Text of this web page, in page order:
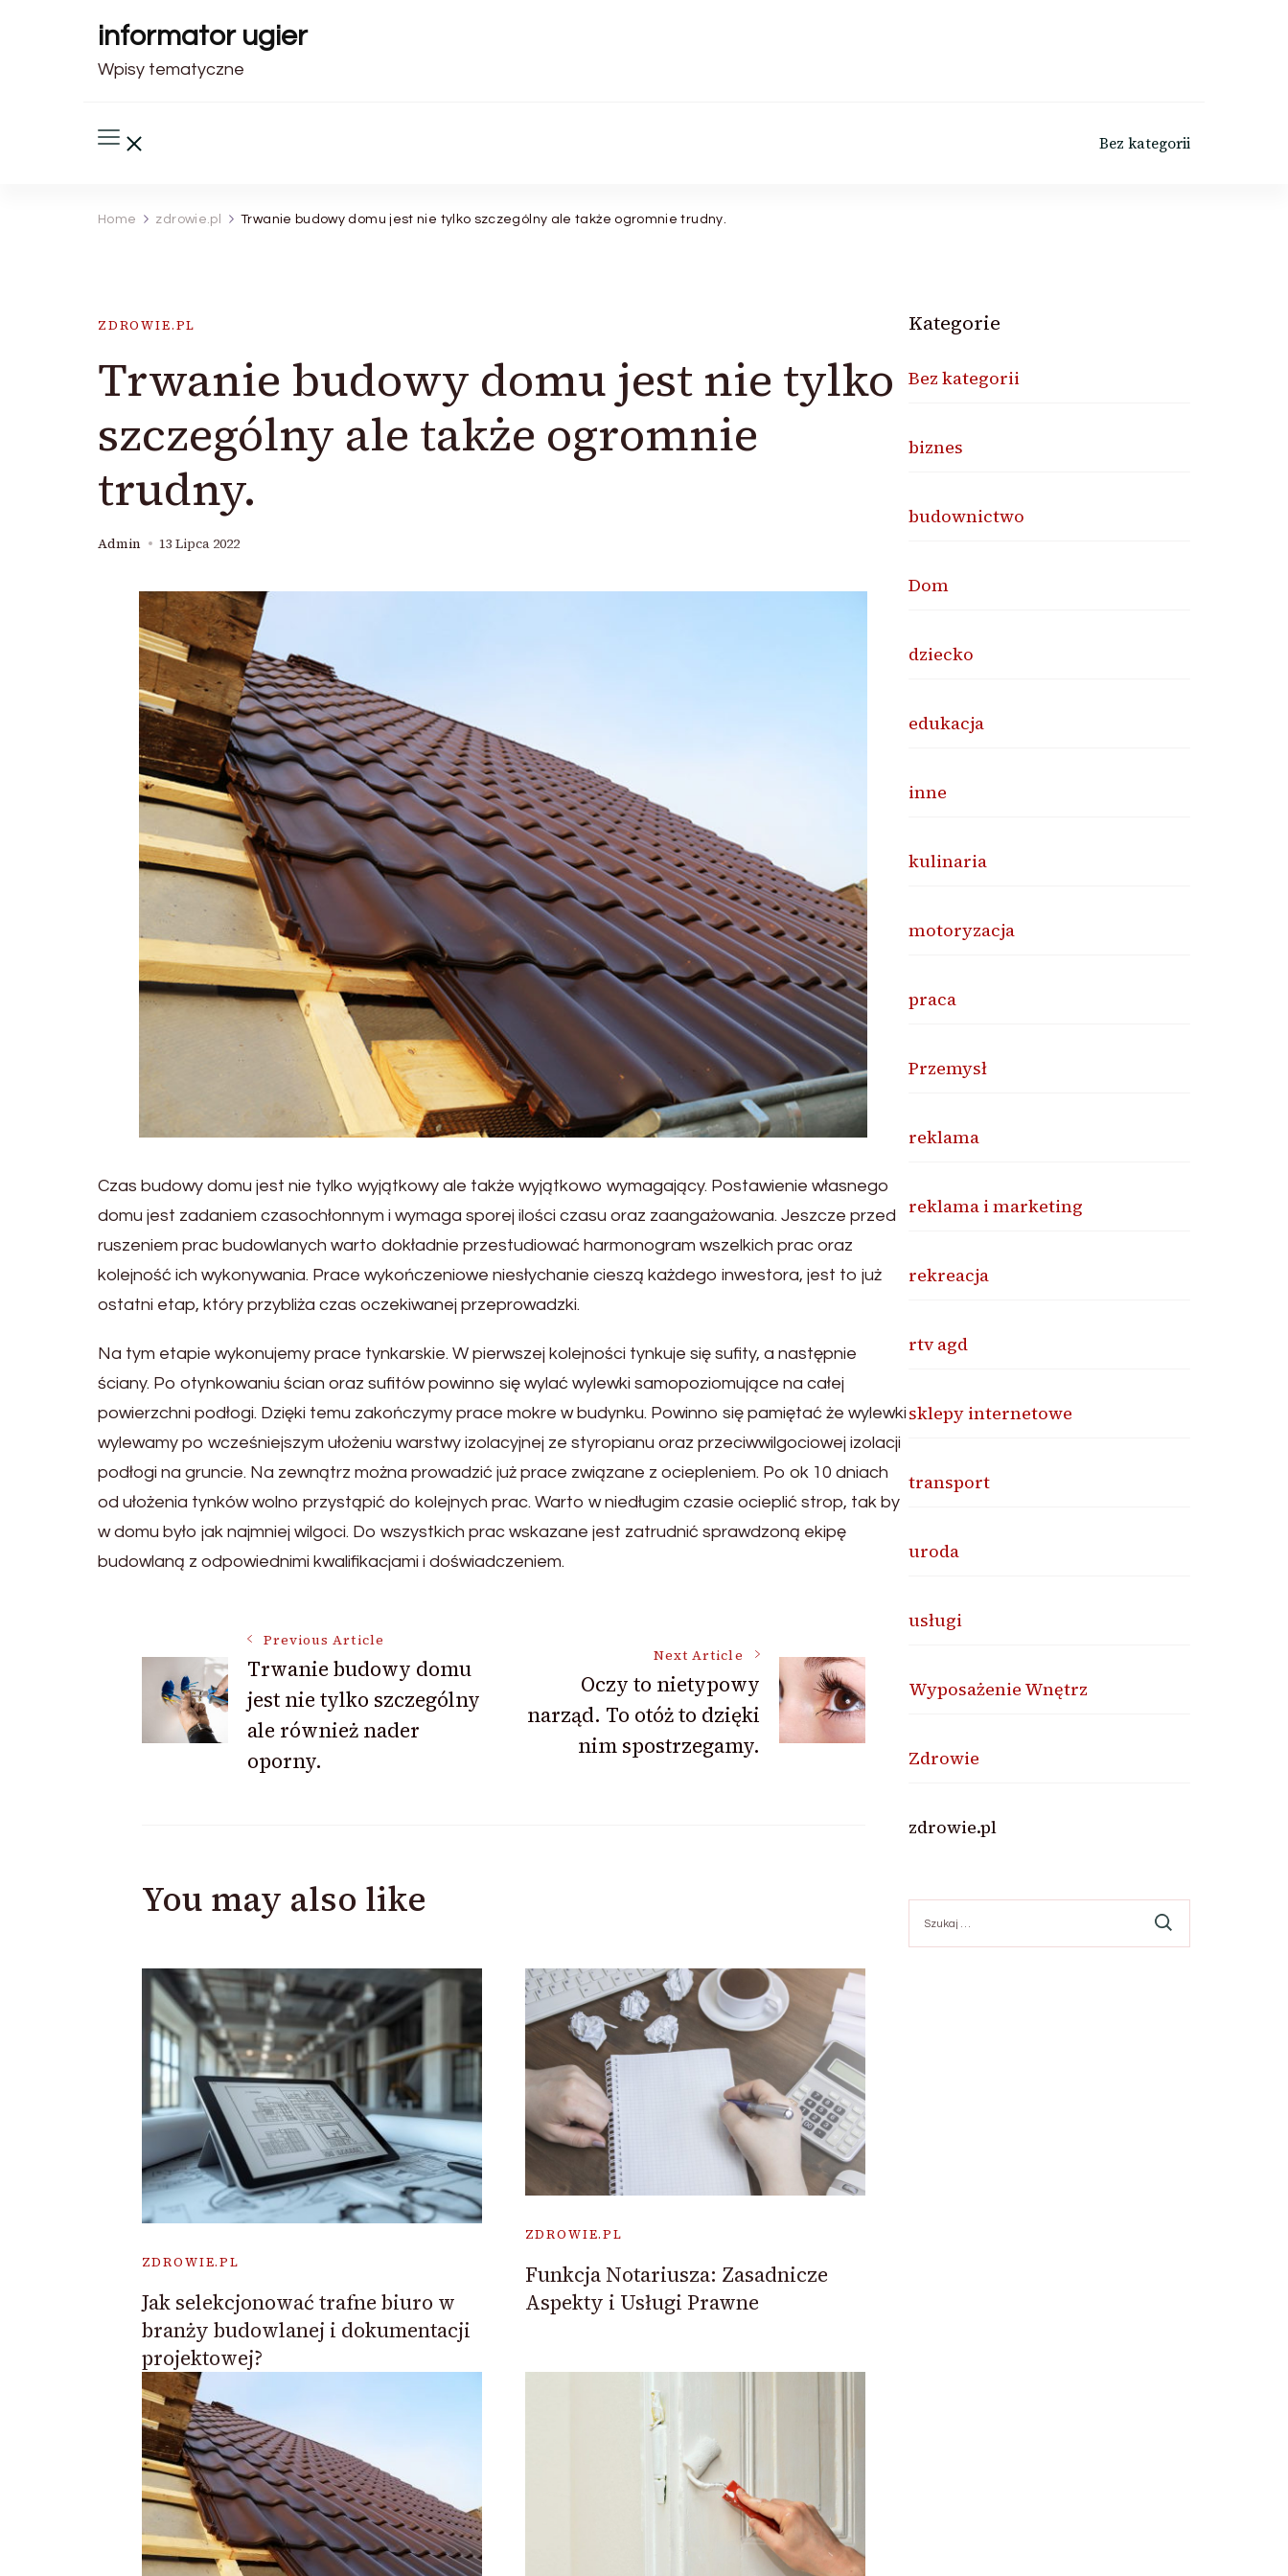
informator ugier
Wpisy tematyczne
Bez kategorii
Home zdrowie.pl Trwanie budowy domu jest nie tylko szczególny ale także ogromnie trudny.
ZDROWIE.PL
Trwanie budowy domu jest nie tylko
szczególny ale także ogromnie
trudny.
Admin 13 Lipca 2022
Czas budowy domu jest nie tylko wyjątkowy ale także wyjątkowo wymagający. Postawienie własnego
domu jest zadaniem czasochłonnym i wymaga sporej ilości czasu oraz zaangażowania. Jeszcze przed
ruszeniem prac budowlanych warto dokładnie przestudiować harmonogram wszelkich prac oraz
kolejność ich wykonywania. Prace wykończeniowe niesłychanie cieszą każdego inwestora, jest to już
ostatni etap, który przybliża czas oczekiwanej przeprowadzki.
Na tym etapie wykonujemy prace tynkarskie. W pierwszej kolejności tynkuje się sufity, a następnie
ściany. Po otynkowaniu ścian oraz sufitów powinno się wylać wylewki samopoziomujące na całej
powierzchni podłogi. Dzięki temu zakończymy prace mokre w budynku. Powinno się pamiętać że wylewki
wylewamy po wcześniejszym ułożeniu warstwy izolacyjnej ze styropianu oraz przeciwwilgociowej izolacji
podłogi na gruncie. Na zewnątrz można prowadzić już prace związane z ociepleniem. Po ok 10 dniach
od ułożenia tynków wolno przystąpić do kolejnych prac. Warto w niedługim czasie ocieplić strop, tak by
w domu było jak najmniej wilgoci. Do wszystkich prac wskazane jest zatrudnić sprawdzoną ekipę
budowlaną z odpowiednimi kwalifikacjami i doświadczeniem.
Post
Navigation
Previous Article
Trwanie budowy domu
jest nie tylko szczególny
ale również nader
oporny.
Next Article
Oczy to nietypowy
narząd. To otóż to dzięki
nim spostrzegamy.
You may also like
ZDROWIE.PL
Jak selekcjonować trafne biuro w
branży budowlanej i dokumentacji
projektowej?
ZDROWIE.PL
Funkcja Notariusza: Zasadnicze
Aspekty i Usługi Prawne
Kategorie
Bez kategorii
biznes
budownictwo
Dom
dziecko
edukacja
inne
kulinaria
motoryzacja
praca
Przemysł
reklama
reklama i marketing
rekreacja
rtv agd
sklepy internetowe
transport
uroda
usługi
Wyposażenie Wnętrz
Zdrowie
zdrowie.pl